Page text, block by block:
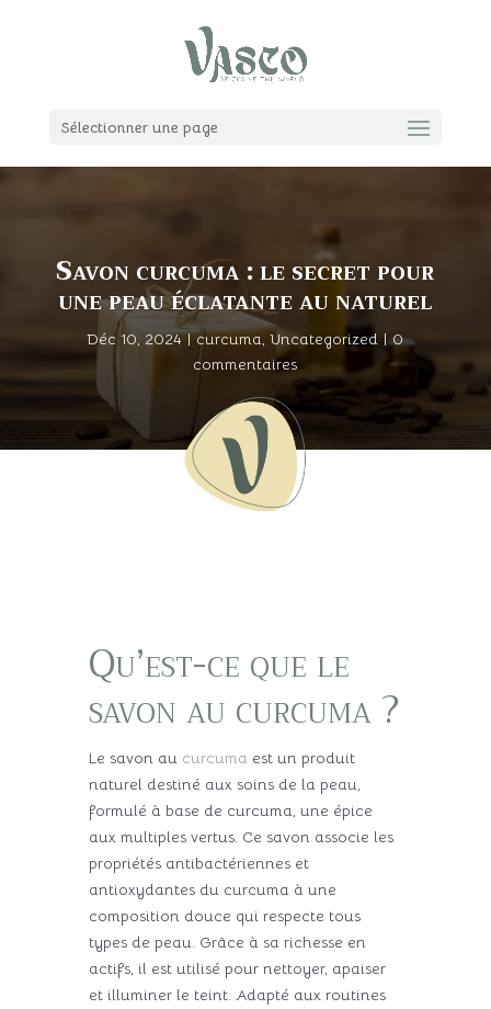
Sélectionner une page
Savon curcuma : le secret pour
une peau éclatante au naturel
Déc 10, 2024|curcuma,Uncategorized |0
commentaires
Qu’est-ce que le
savon au curcuma ?
Le savon au curcuma est un produit
naturel destiné aux soins de la peau,
formulé à base de curcuma, une épice
aux multiples vertus. Ce savon associe les
propriétés antibactériennes et
antioxydantes du curcuma à une
composition douce qui respecte tous
types de peau. Grâce à sa richesse en
actifs, il est utilisé pour nettoyer, apaiser
et illuminer le teint. Adapté aux routines